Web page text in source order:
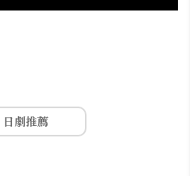
日劇推薦